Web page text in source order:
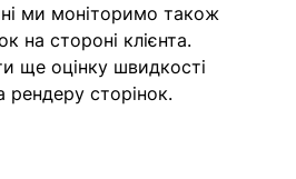
ми моніторимо також
на стороні клієнта.
ще оцінку швидкості
рендеру сторінок.